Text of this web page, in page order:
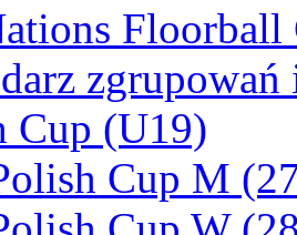
Floorball
Cup (U19)
Cup M